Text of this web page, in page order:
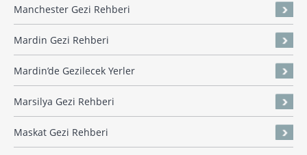
Manchester Gezi Rehberi
Mardin Gezi Rehberi
Mardin’de Gezilecek Yerler
Marsilya Gezi Rehberi
Maskat Gezi Rehberi